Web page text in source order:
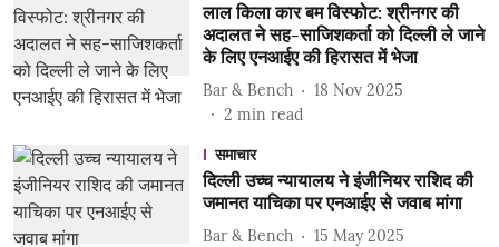
लाल किला कार बम विस्फोट: श्रीनगर की
अदालत ने सह-साजिशकर्ता को दिल्ली ले जाने
के लिए एनआईए की हिरासत में भेजा
Bar & Bench
18 Nov 2025
2 min read
समाचार
दिल्ली उच्च न्यायालय ने इंजीनियर राशिद की
जमानत याचिका पर एनआईए से जवाब मांगा
Bar & Bench
15 May 2025